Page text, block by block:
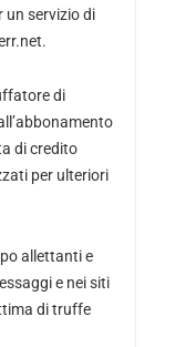
un servizio di
di
di credito
per ulteriori
allettanti e
e nei siti
di truffe